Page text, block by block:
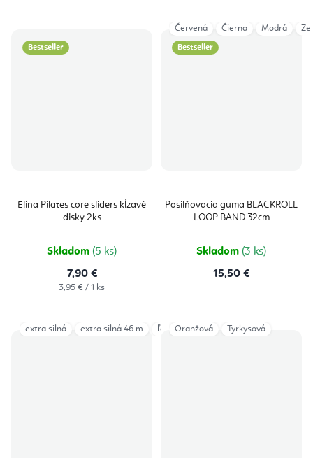
Bestseller
Elina Pilates core sliders kĺzavé
disky 2ks
Skladom (5 ks)
7,90 €
Jednotková
3,95 € / 1 ks
Bestseller
Posilňovacia guma BLACKROLL
LOOP BAND 32cm
Skladom (3 ks)
15,50 €
Červená Čierna Modrá
extra silná extra silná 46 m ľahká ľahká 46m silná
Oranžová Tyrkysová